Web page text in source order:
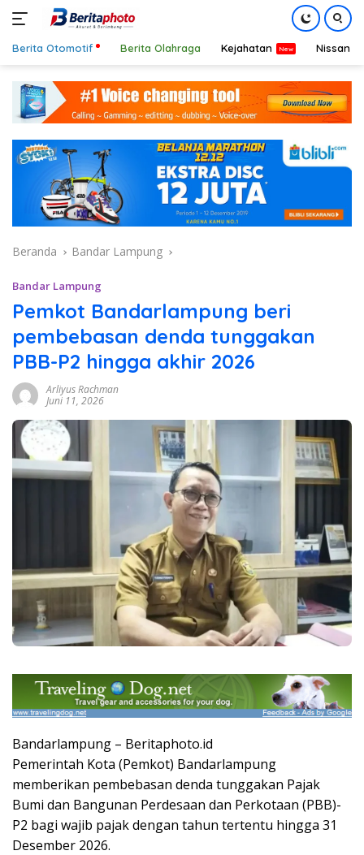
konten
Berita Otomotif Berita Olahraga Kejahatan Nissan
Beranda Bandar Lampung
Bandar Lampung
Pemkot Bandarlampung beri
pembebasan denda tunggakan
PBB-P2 hingga akhir 2026
Arliyus Rachman
Juni 11, 2026
Bandarlampung – Beritaphoto.id
Pemerintah Kota (Pemkot) Bandarlampung
memberikan pembebasan denda tunggakan Pajak
Bumi dan Bangunan Perdesaan dan Perkotaan (PBB)-
P2 bagi wajib pajak dengan tahun tertentu hingga 31
Desember 2026.